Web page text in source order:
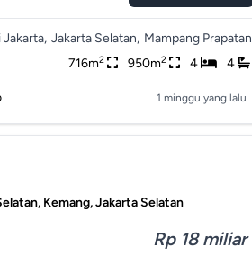
Jakarta, Jakarta Selatan, Mampang Prapatan
716m2 950m2 4 4
1 minggu yang lalu
Kemang, Jakarta Selatan
Rp 18 miliar